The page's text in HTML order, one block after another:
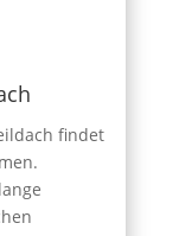
findet